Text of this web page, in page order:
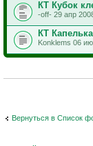
КТ Кубок
-off- 29 апр
КТ
Konklems 06
Вернуться в Список